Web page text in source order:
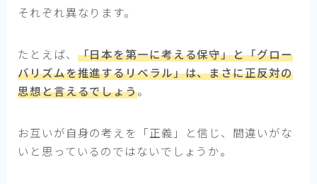
それぞれ異なります。
たとえば、 「日本を第一に考える保守」と「グロー
バリズムを推進するリベラル」は、まさに正反対の
思想と言えるでしょう。
お互いが自身の考えを「正義」と信じ、間違いがな
いと思っているのではないでしょうか。